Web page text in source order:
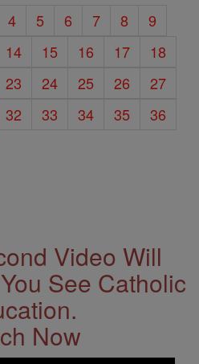
4 5 6 7 8
9
14 15 16 17
18
23 24 25 26
27
32 33 34 35
36
Video Will
See Catholic
Now